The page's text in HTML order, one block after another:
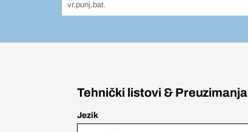
vr.punj.bat.
Tehnički listovi & Preuzimanja
Jezik